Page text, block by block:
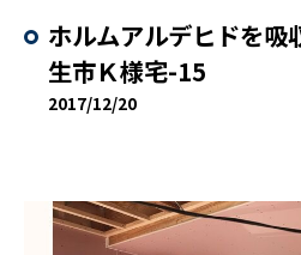
ホルムアルデヒドを
生市Ｋ様宅-15
2017/12/20